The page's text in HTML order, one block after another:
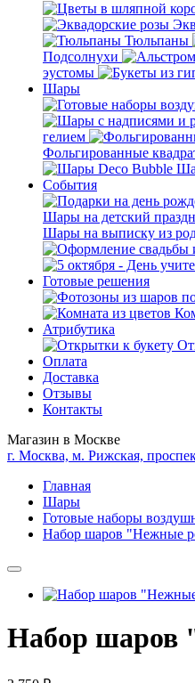
Тюльпаны
Подсолнухи
эустомы
Шары
гелием
Фольгированные
События
Шары на детский
Шары на выписку из
Готовые решения
Атрибутика
Оплата
Доставка
Отзывы
Контакты
Магазин в Москве
г. Москва, м. Рижская,
Главная
Шары
Готовые наборы
Набор шаров "Нежные
Набор